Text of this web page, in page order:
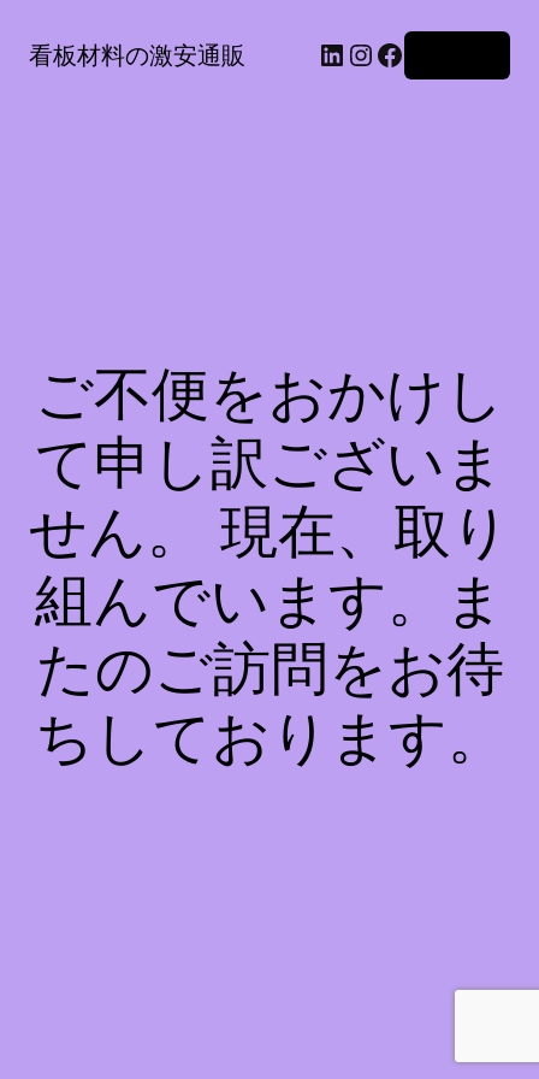
看板材料の激安通販 LinkedIn Instagram Facebook
ご不便をおかけし
て申し訳ございま
せん。 現在、取り
組んでいます。ま
たのご訪問をお待
ちしております。